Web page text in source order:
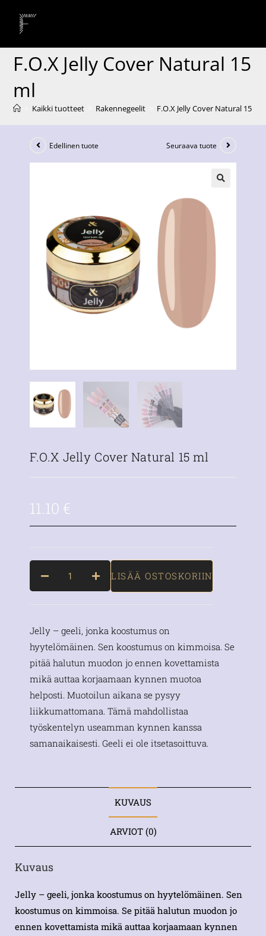
F.O.X Jelly Cover Natural 15
ml
Kaikki tuotteet Rakennegeelit F.O.X Jelly Cover Natural 15 ml
Edellinen tuote Seuraava tuote
F.O.X Jelly Cover Natural 15 ml
11.10 €
LISÄÄ OSTOSKORIIN
Jelly – geeli, jonka koostumus on
hyytelömäinen. Sen koostumus on kimmoisa. Se
pitää halutun muodon jo ennen kovettamista
mikä auttaa korjaamaan kynnen muotoa
helposti. Muotoilun aikana se pysyy
liikkumattomana. Tämä mahdollistaa
työskentelyn useamman kynnen kanssa
samanaikaisesti. Geeli ei ole itsetasoittuva.
KUVAUS
ARVIOT (0)
Kuvaus
Jelly – geeli, jonka koostumus on hyytelömäinen. Sen
koostumus on kimmoisa. Se pitää halutun muodon jo
ennen kovettamista mikä auttaa korjaamaan kynnen